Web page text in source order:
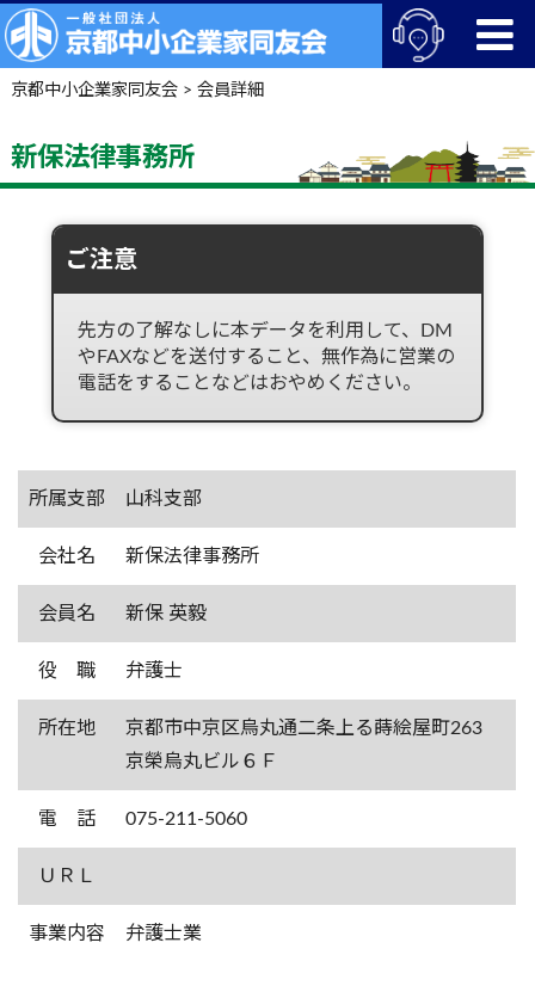
京都中小企業家同友会> 会員詳細
新保法律事務所
ご注意
先方の了解なしに本データを利用して、DM
やFAXなどを送付すること、無作為に営業の
電話をすることなどはおやめください。
所属支部 山科支部
会社名 新保法律事務所
会員名 新保 英毅
役 職 弁護士
所在地
京都市中京区烏丸通二条上る蒔絵屋町263
京榮烏丸ビル６Ｆ
電 話 075-211-5060
ＵＲＬ
事業内容 弁護士業